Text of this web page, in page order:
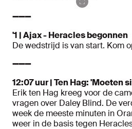
➖➖➖
'1 | Ajax - Heracles begonnen
De wedstrijd is van start. Kom
➖➖➖
12:07 uur | Ten Hag: 'Moeten
Erik ten Hag kreeg voor de
vragen over Daley Blind. De
week de meeste minuten in
weer in de basis tegen